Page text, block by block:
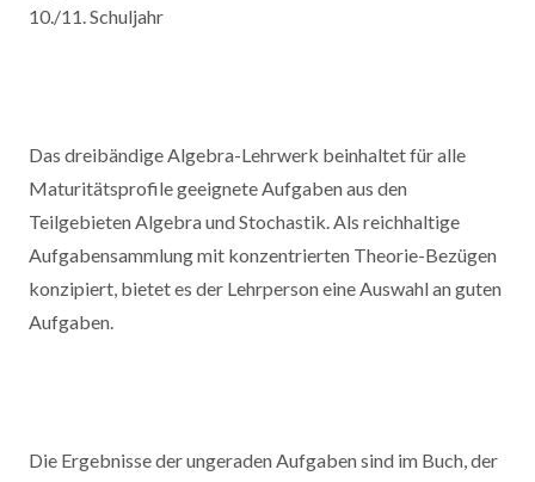
10./11. Schuljahr
Das dreibändige Algebra-Lehrwerk beinhaltet für alle
Maturitätsprofile geeignete Aufgaben aus den
Teilgebieten Algebra und Stochastik. Als reichhaltige
Aufgabensammlung mit konzentrierten Theorie-Bezügen
konzipiert, bietet es der Lehrperson eine Auswahl an guten
Aufgaben.
Die Ergebnisse der ungeraden Aufgaben sind im Buch, der